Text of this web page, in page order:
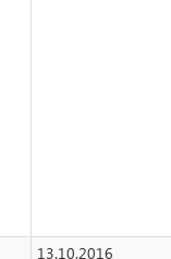
13.10.2016